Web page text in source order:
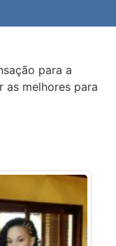
para a
as melhores para